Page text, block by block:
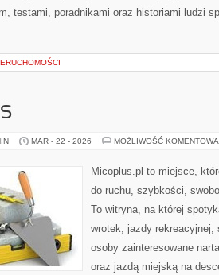
testami, poradnikami oraz historiami ludzi
MAR - 22 - 2026 MOŻLIWOŚĆ
Micoplus.pl to miejsce,
do ruchu, szybkości,
To witryna, na której
wrotek, jazdy rekreacyjnej,
osoby zainteresowane
oraz jazdą miejską na